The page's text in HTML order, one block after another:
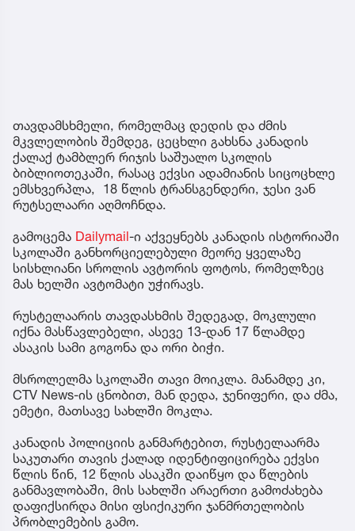
თავდამსხმელი, რომელმაც დედის და ძმის
მკვლელობის შემდეგ, ცეცხლი გახსნა კანადის
ქალაქ ტამბლერ რიჯის საშუალო სკოლის
ბიბლიოთეკაში, რასაც ექვსი ადამიანის სიცოცხლე
ემსხვერპლა, 18 წლის ტრანსგენდერი, ჯესი ვან
რუტსელაარი აღმოჩნდა.
გამოცემა Dailymail-ი აქვეყნებს კანადის ისტორიაში
სკოლაში განხორციელებული მეორე ყველაზე
სისხლიანი სროლის ავტორის ფოტოს, რომელზეც
მას ხელში ავტომატი უჭირავს.
რუსტელაარის თავდასხმის შედეგად, მოკლული
იქნა მასწავლებელი, ასევე 13-დან 17 წლამდე
ასაკის სამი გოგონა და ორი ბიჭი.
მსროლელმა სკოლაში თავი მოიკლა. მანამდე კი,
CTV News-ის ცნობით, მან დედა, ჯენიფერი, და ძმა,
ემეტი, მათსავე სახლში მოკლა.
კანადის პოლიციის განმარტებით, რუსტელაარმა
საკუთარი თავის ქალად იდენტიფიცირება ექვსი
წლის წინ, 12 წლის ასაკში დაიწყო და წლების
განმავლობაში, მის სახლში არაერთი გამოძახება
დაფიქსირდა მისი ფსიქიკური ჯანმრთელობის
პრობლემების გამო.